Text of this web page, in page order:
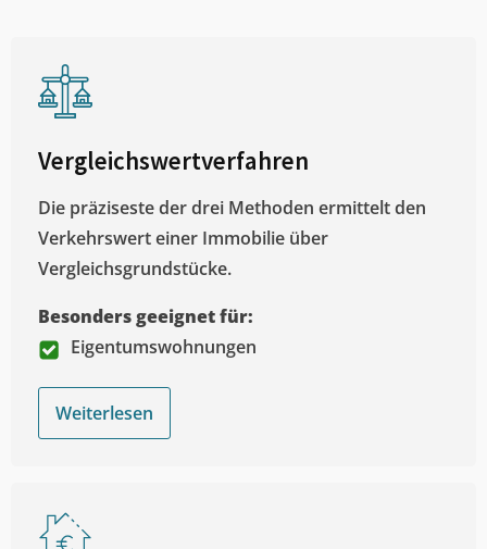
Vergleichswertverfahren
Die präziseste der drei Methoden ermittelt den
Verkehrswert einer Immobilie über
Vergleichsgrundstücke.
Besonders geeignet für:
Eigentumswohnungen
Weiterlesen